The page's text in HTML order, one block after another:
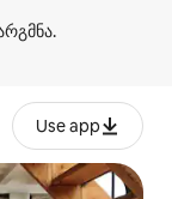
Use app